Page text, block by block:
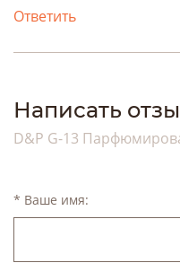
Ответить
Написать
D&P G-13
* Ваше имя: